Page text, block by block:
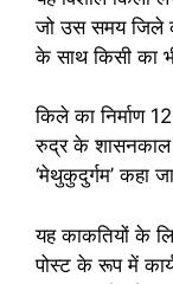
जो उस समय जिले
के साथ किसी का
किले का निर्माण
रुद्र के
‘मेथुकुदुर्गम’ कहा
यह काकतियों के
पोस्ट के रूप में